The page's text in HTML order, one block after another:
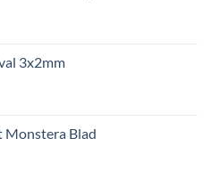
3x2mm
Monstera Blad